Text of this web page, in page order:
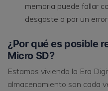
memoria puede fallar
desgaste o por un
¿Por qué es posible
Micro SD?
Estamos viviendo la Era
almacenamiento son cada